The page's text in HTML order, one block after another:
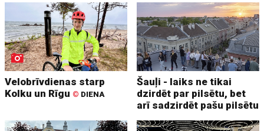
Velobrīvdienas starp
Kolku un Rīgu © DIENA
Šauļi - laiks ne tikai
dzirdēt par pilsētu, bet
arī sadzirdēt pašu pilsētu